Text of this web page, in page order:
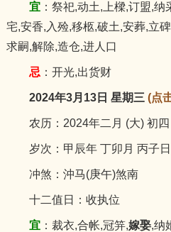
宜：祭祀,动土,上樑,订盟,纳
宅,安香,入殓,移柩,破土,安葬,立
求嗣,解除,造仓,进人口
忌 ：开光,出货财
2024年3月13日 星期三 (点
农历：2024年二月 (大) 初四
岁次：甲辰年 丁卯月 丙子日
冲煞：沖马(庚午)煞南
十二值日：收执位
宜：裁衣,合帐,冠笄,嫁娶,纳